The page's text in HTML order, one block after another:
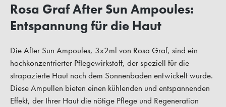
Rosa Graf After Sun Ampoules:
Entspannung für die Haut
Die After Sun Ampoules, 3x2ml von Rosa Graf, sind ein
hochkonzentrierter Pflegewirkstoff, der speziell für die
strapazierte Haut nach dem Sonnenbaden entwickelt wurde.
Diese Ampullen bieten einen kühlenden und entspannenden
Effekt, der Ihrer Haut die nötige Pflege und Regeneration